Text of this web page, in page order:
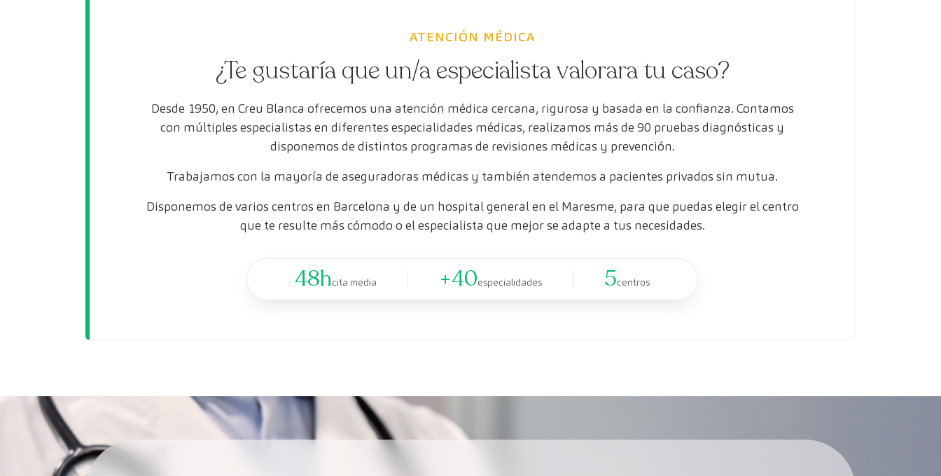
ATENCIÓN MÉDICA
¿Te gustaría que un/a especialista valorara tu caso?
Desde 1950, en Creu Blanca ofrecemos una atención médica cercana, rigurosa y basada en la confianza. Contamos
con múltiples especialistas en diferentes especialidades médicas, realizamos más de 90 pruebas diagnósticas y
disponemos de distintos programas de revisiones médicas y prevención.
Trabajamos con la mayoría de aseguradoras médicas y también atendemos a pacientes privados sin mutua.
Disponemos de varios centros en Barcelona y de un hospital general en el Maresme, para que puedas elegir el centro
que te resulte más cómodo o el especialista que mejor se adapte a tus necesidades.
48hcita media +40especialidades 5centros